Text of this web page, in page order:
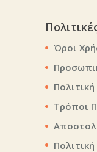
Όροι
Τρόποι